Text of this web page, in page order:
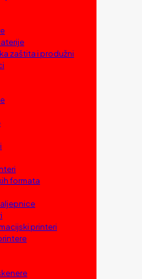
zaštita i produžni
formata
printeri